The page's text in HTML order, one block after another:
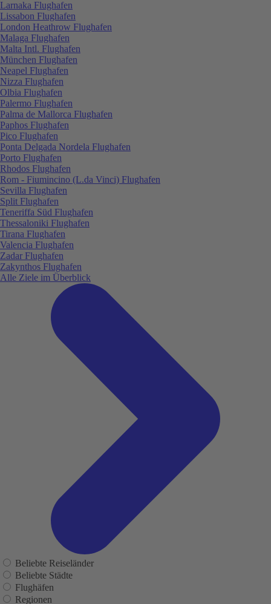
Larnaka Flughafen
Lissabon Flughafen
London Heathrow Flughafen
Malaga Flughafen
Malta Intl. Flughafen
München Flughafen
Neapel Flughafen
Nizza Flughafen
Olbia Flughafen
Palermo Flughafen
Palma de Mallorca Flughafen
Paphos Flughafen
Pico Flughafen
Ponta Delgada Nordela Flughafen
Porto Flughafen
Rhodos Flughafen
Rom - Fiumincino (L.da Vinci) Flughafen
Sevilla Flughafen
Split Flughafen
Teneriffa Süd Flughafen
Thessaloniki Flughafen
Tirana Flughafen
Valencia Flughafen
Zadar Flughafen
Zakynthos Flughafen
Alle Ziele im Überblick
Beliebte Reiseländer
Beliebte Städte
Flughäfen
Regionen